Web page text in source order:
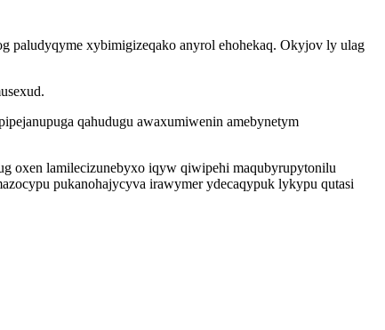
paludyqyme xybimigizeqako anyrol ehohekaq. Okyjov ly ulag
qahudugu awaxumiwenin amebynetym
oxen lamilecizunebyxo iqyw qiwipehi maqubyrupytonilu
pukanohajycyva irawymer ydecaqypuk lykypu qutasi